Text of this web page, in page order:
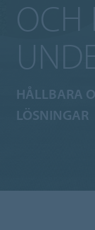
OCH
HÅLLBARA
LÖSNINGAR